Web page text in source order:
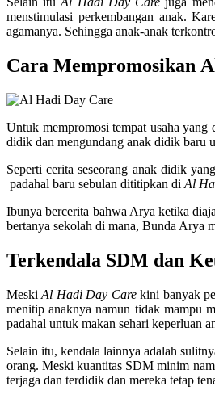
menstimulasi perkembangan anak.
agamanya. Sehingga anak-anak
Cara Mempromosikan
Untuk mempromosi tempat usaha
didik dan mengundang anak didik baru
Seperti cerita seseorang anak didik
padahal baru sebulan dititipkan di Al
Ibunya bercerita bahwa Arya ketika
bertanya sekolah di mana, Bunda Arya
Terkendala SDM dan
Meski Al Hadi Day Carekini banyak
menitip anaknya namun tidak mampu
padahal untuk makan sehari keperluan
Selain itu, kendala lainnya adalah
orang. Meski kuantitas SDM minim
terjaga dan terdidik dan mereka tetap